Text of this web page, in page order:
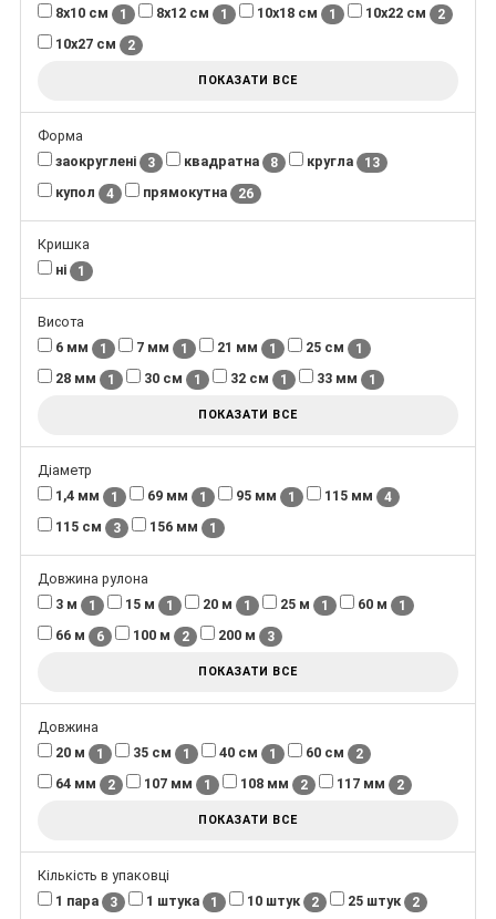
8х10 см 1 8х12 см 1 10х18 см 1 10х22 см 2
10х27 см 2
ПОКАЗАТИ ВСЕ
Форма
заокруглені
3 квадратна 8 кругла 13
купол 4 прямокутна 26
Кришка
ні
1
Висота
6 мм
1 7 мм 1 21 мм 1 25 см 1
28 мм 1 30 см 1 32 см 1 33 мм 1
ПОКАЗАТИ ВСЕ
Діаметр
1,4 мм
1 69 мм 1 95 мм 1 115 мм 4
115 см 3 156 мм 1
Довжина рулона
3 м
1 15 м 1 20 м 1 25 м 1 60 м 1
66 м 6 100 м 2 200 м 3
ПОКАЗАТИ ВСЕ
Довжина
20 м
1 35 см 1 40 см 1 60 см 2
64 мм 2 107 мм 1 108 мм 2 117 мм 2
ПОКАЗАТИ ВСЕ
Кількість в упаковці
1 пара
3 1 штука 1 10 штук 2 25 штук 2